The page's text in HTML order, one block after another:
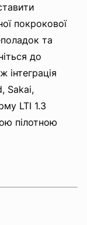
покрокової
та
до
інтеграція
Sakai,
LTI 1.3
пілотною